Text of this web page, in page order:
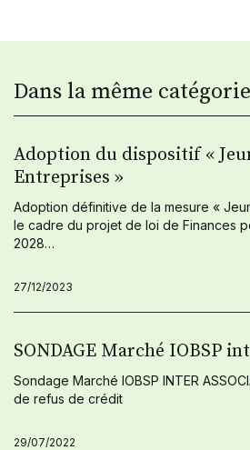
Dans la même catégorie
Adoption du dispositif «
Entreprises »
Adoption définitive de la mesure «
le cadre du projet de loi de Finances
2028…
27/12/2023
SONDAGE Marché IOBSP
Sondage Marché IOBSP INTER
de refus de crédit
29/07/2022